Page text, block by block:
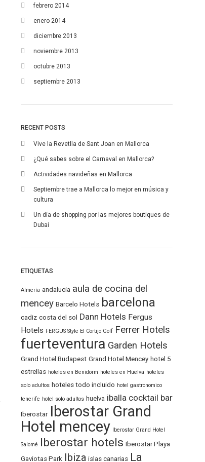
febrero 2014
enero 2014
diciembre 2013
noviembre 2013
octubre 2013
septiembre 2013
RECENT POSTS
Vive la Revetlla de Sant Joan en Mallorca
¿Qué sabes sobre el Carnaval en Mallorca?
Actividades navideñas en Mallorca
Septiembre trae a Mallorca lo mejor en música y
cultura
Un día de shopping por las mejores boutiques de
Dubai
ETIQUETAS
Almería andalucia aula de cocina del
mencey Barcelo Hotels barcelona
cadiz costa del sol Dann Hotels Fergus
Hotels FERGUS Style El Cortijo Golf Ferrer Hotels
fuerteventura Garden Hotels
Grand Hotel Budapest Grand Hotel Mencey hotel 5
estrellas hoteles en Benidorm hoteles en Huelva hoteles
solo adultos hoteles todo incluido hotel gastronomico
tenerife hotel solo adultos huelva iballa cocktail bar
Iberostar Iberostar Grand
Hotel mencey Iberostar Grand Hotel
Salomé Iberostar hotels Iberostar Playa
Gaviotas Park Ibiza islas canarias La